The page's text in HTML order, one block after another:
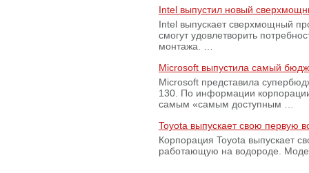
Intel выпустил новый
Intel выпускает сверхмощный
смогут удовлетворить
монтажа. …
Microsoft выпустила самый
Microsoft представила
130. По информации
самым «самым доступным …
Toyota выпускает свою первую
Корпорация Toyota выпускает
работающую на водороде.